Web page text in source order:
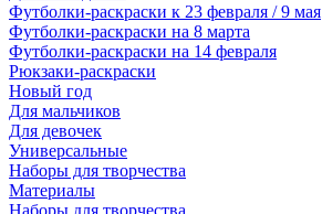
Футболки-раскраски к 23 февраля / 9 мая
Футболки-раскраски на 8 марта
Футболки-раскраски на 14 февраля
Рюкзаки-раскраски
Новый год
Для мальчиков
Для девочек
Универсальные
Наборы для творчества
Материалы
Наборы для творчества